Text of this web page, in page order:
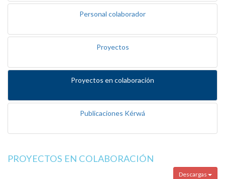
Personal colaborador
Proyectos
Proyectos en colaboración
Publicaciones Kérwá
PROYECTOS EN COLABORACIÓN
Descargas